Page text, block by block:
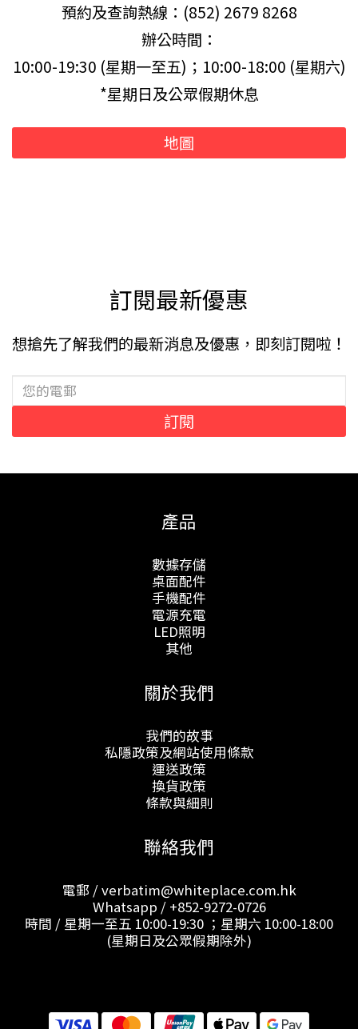
預約及查詢熱線：(852) 2679 8268
辦公時間：
10:00-19:30 (星期一至五)；10:00-18:00 (星期六)
*星期日及公眾假期休息
地圖
訂閱最新優惠
想搶先了解我們的最新消息及優惠，即刻訂閱啦！
訂閱
產品
數據存儲
桌面配件
手機配件
電源充電
LED照明
其他
關於我們
我們的故事
私隱政策及網站使用條款
運送政策
換貨政策
條款與細則
聯絡我們
電郵 / verbatim@whiteplace.com.hk
Whatsapp / +852-9272-0726
時間 / 星期一至五 10:00-19:30 ；星期六 10:00-18:00
(星期日及公眾假期除外)